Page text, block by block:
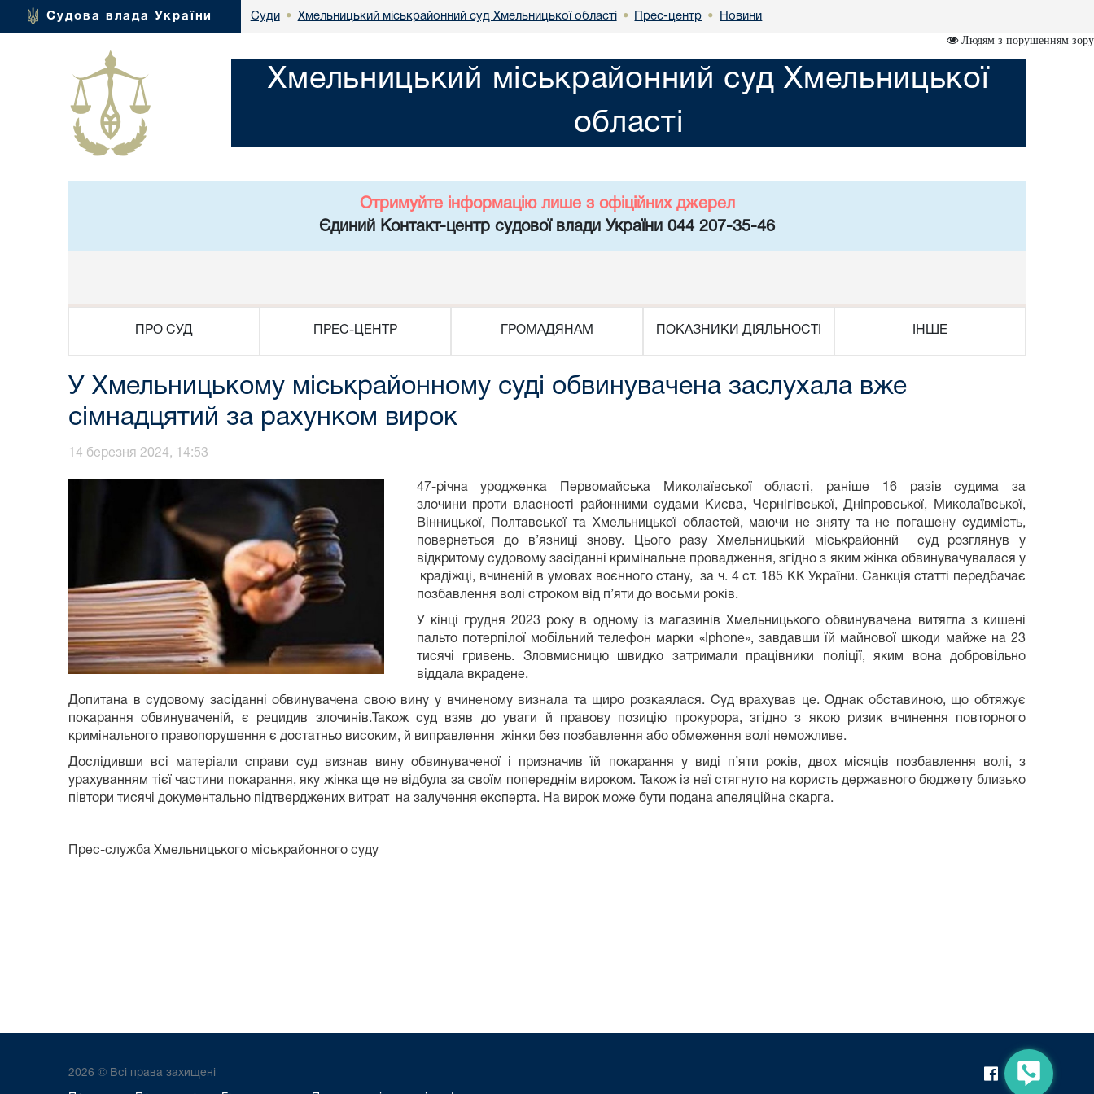
Судова влада України Суди • Хмельницький міськрайонний суд Хмельницької області • Прес-центр • Новини
Людям з порушенням зору
Хмельницький міськрайонний суд Хмельницької
області
Отримуйте інформацію лише з офіційних джерел
Єдиний Контакт-центр судової влади України 044 207-35-46
ПРО СУД ПРЕС-ЦЕНТР ГРОМАДЯНАМ ПОКАЗНИКИ ДІЯЛЬНОСТІ ІНШЕ
У Хмельницькому міськрайонному суді обвинувачена заслухала вже
сімнадцятий за рахунком вирок
14 березня 2024, 14:53
47-річна уродженка Первомайська Миколаївської області, раніше 16 разів судима за
злочини проти власності районними судами Києва, Чернігівської, Дніпровської, Миколаївської,
Вінницької, Полтавської та Хмельницької областей, маючи не зняту та не погашену судимість,
повернеться до в’язниці знову. Цього разу Хмельницький міськрайоннй суд розглянув у
відкритому судовому засіданні кримінальне провадження, згідно з яким жінка обвинувачувалася у
крадіжці, вчиненій в умовах воєнного стану, за ч. 4 ст. 185 КК України. Санкція статті передбачає
позбавлення волі строком від п’яти до восьми років.
У кінці грудня 2023 року в одному із магазинів Хмельницького обвинувачена витягла з кишені
пальто потерпілої мобільний телефон марки «Iphone», завдавши їй майнової шкоди майже на 23
тисячі гривень. Зловмисницю швидко затримали працівники поліції, яким вона добровільно
віддала вкрадене.
Допитана в судовому засіданні обвинувачена свою вину у вчиненому визнала та щиро розкаялася. Суд врахував це. Однак обставиною, що обтяжує
покарання обвинуваченій, є рецидив злочинів.Також суд взяв до уваги й правову позицію прокурора, згідно з якою ризик вчинення повторного
кримінального правопорушення є достатньо високим, й виправлення жінки без позбавлення або обмеження волі неможливе.
Дослідивши всі матеріали справи суд визнав вину обвинуваченої і призначив їй покарання у виді п’яти років, двох місяців позбавлення волі, з
урахуванням тієї частини покарання, яку жінка ще не відбула за своїм попереднім вироком. Також із неї стягнуто на користь державного бюджету близько
півтори тисячі документально підтверджених витрат на залучення експерта. На вирок може бути подана апеляційна скарга.
Прес-служба Хмельницького міськрайонного суду
2026 © Всі права захищені